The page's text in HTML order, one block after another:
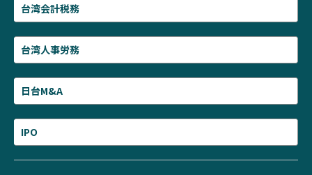
台湾会計税務
台湾人事労務
日台M&A
IPO